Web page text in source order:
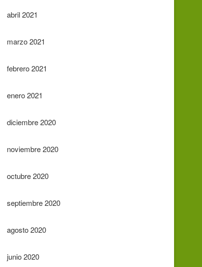
abril 2021
marzo 2021
febrero 2021
enero 2021
diciembre 2020
noviembre 2020
octubre 2020
septiembre 2020
agosto 2020
junio 2020